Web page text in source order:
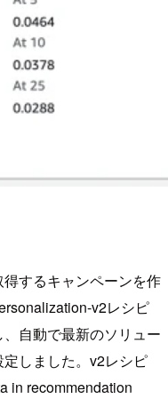
するキャンペーンを作
v2レシピ
自動で最新のソリュー
しました。v2レシピ
in recommendation